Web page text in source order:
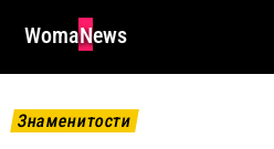
WomaNews
Знаменитости